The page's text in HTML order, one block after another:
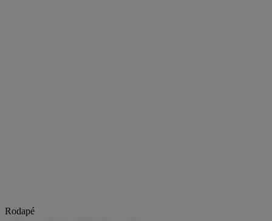
Rodapé